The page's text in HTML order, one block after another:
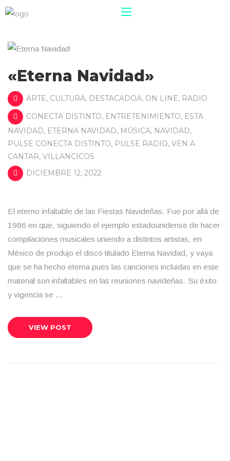
«Eterna Navidad»
ARTE, CULTURA, DESTACADOA, ON LINE, RADIO
CONECTA DISTINTO, ENTRETENIMIENTO, ESTA
NAVIDAD, ETERNA NAVIDAD, MÚSICA, NAVIDAD,
PULSE CONECTA DISTINTO, PULSE RADIO, VEN A
CANTAR, VILLANCICOS
DICIEMBRE 12, 2022
El eterno infaltable de las Fiestas Navideñas. Fue por allá de
1986 en que, siguiendo el ejemplo estadounidense de hacer
compilaciones musicales uniendo a distintos artistas, en
México de produjo el disco titulado Eterna Navidad, y vaya
que se ha hecho eterna pues las canciones incluidas en este
material son infaltables en las reuniones navideñas. Su éxito
y vigencia se …
VIEW POST